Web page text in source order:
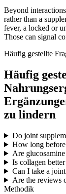
Beyond
rather than a
fever, a locked or
Those can signal
Häufig gestellte
Häufig
zu lindern
Do joint
How long
Are
Is collagen
Can I take a
Are the reviews
Methodik